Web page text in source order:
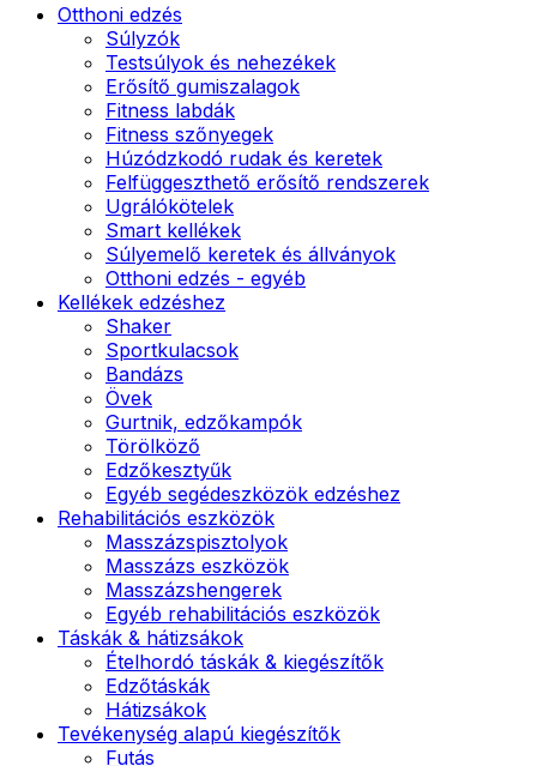
Otthoni edzés
Súlyzók
Testsúlyok és nehezékek
Erősítő gumiszalagok
Fitness labdák
Fitness szőnyegek
Húzódzkodó rudak és keretek
Felfüggeszthető erősítő rendszerek
Ugrálókötelek
Smart kellékek
Súlyemelő keretek és állványok
Otthoni edzés - egyéb
Kellékek edzéshez
Shaker
Sportkulacsok
Bandázs
Övek
Gurtnik, edzőkampók
Törölköző
Edzőkesztyűk
Egyéb segédeszközök edzéshez
Rehabilitációs eszközök
Masszázspisztolyok
Masszázs eszközök
Masszázshengerek
Egyéb rehabilitációs eszközök
Táskák & hátizsákok
Ételhordó táskák & kiegészítők
Edzőtáskák
Hátizsákok
Tevékenység alapú kiegészítők
Futás